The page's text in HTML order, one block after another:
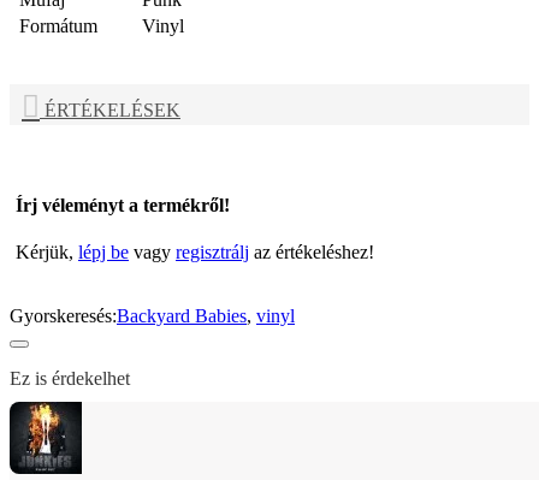
Formátum
Vinyl
ÉRTÉKELÉSEK
Írj véleményt a termékről!
Kérjük, lépj be vagy regisztrálj az értékeléshez!
Gyorskeresés:Backyard Babies, vinyl
Ez is érdekelhet